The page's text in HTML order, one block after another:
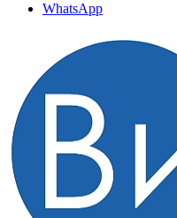
WhatsApp